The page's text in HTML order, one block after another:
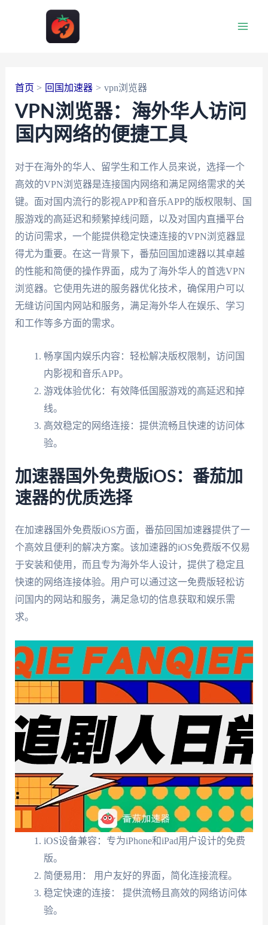
首页 回国加速器 vpn浏览器
VPN浏览器：海外华人访问
国内网络的便捷工具
对于在海外的华人、留学生和工作人员来说，选择一个
高效的VPN浏览器是连接国内网络和满足网络需求的关
键。面对国内流行的影视APP和音乐APP的版权限制、国
服游戏的高延迟和频繁掉线问题，以及对国内直播平台
的访问需求，一个能提供稳定快速连接的VPN浏览器显
得尤为重要。在这一背景下，番茄回国加速器以其卓越
的性能和简便的操作界面，成为了海外华人的首选VPN
浏览器。它使用先进的服务器优化技术，确保用户可以
无缝访问国内网站和服务，满足海外华人在娱乐、学习
和工作等多方面的需求。
畅享国内娱乐内容：轻松解决版权限制，访问国
内影视和音乐APP。
游戏体验优化：有效降低国服游戏的高延迟和掉
线。
高效稳定的网络连接：提供流畅且快速的访问体
验。
加速器国外免费版iOS：番茄加
速器的优质选择
在加速器国外免费版iOS方面，番茄回国加速器提供了一
个高效且便利的解决方案。该加速器的iOS免费版不仅易
于安装和使用，而且专为海外华人设计，提供了稳定且
快速的网络连接体验。用户可以通过这一免费版轻松访
问国内的网站和服务，满足急切的信息获取和娱乐需
求。
iOS设备兼容：专为iPhone和iPad用户设计的免费
版。
简便易用： 用户友好的界面，简化连接流程。
稳定快速的连接： 提供流畅且高效的网络访问体
验。